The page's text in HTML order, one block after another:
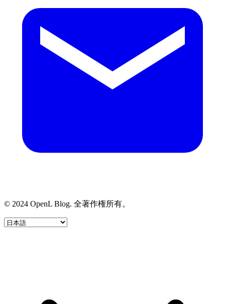
© 2024 OpenL Blog. 全著作権所有。